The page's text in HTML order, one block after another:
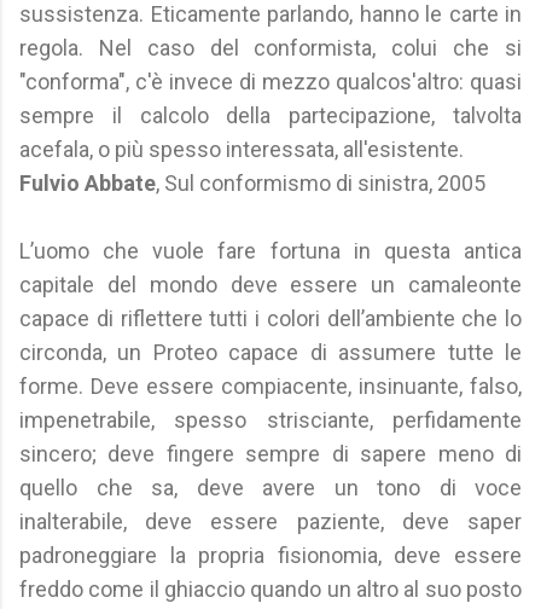
sussistenza. Eticamente parlando, hanno le carte in
regola. Nel caso del conformista, colui che si
"conforma", c'è invece di mezzo qualcos'altro: quasi
sempre il calcolo della partecipazione, talvolta
acefala, o più spesso interessata, all'esistente.
Fulvio Abbate, Sul conformismo di sinistra, 2005
L’uomo che vuole fare fortuna in questa antica
capitale del mondo deve essere un camaleonte
capace di riflettere tutti i colori dell’ambiente che lo
circonda, un Proteo capace di assumere tutte le
forme. Deve essere compiacente, insinuante, falso,
impenetrabile, spesso strisciante, perfidamente
sincero; deve fingere sempre di sapere meno di
quello che sa, deve avere un tono di voce
inalterabile, deve essere paziente, deve saper
padroneggiare la propria fisionomia, deve essere
freddo come il ghiaccio quando un altro al suo posto